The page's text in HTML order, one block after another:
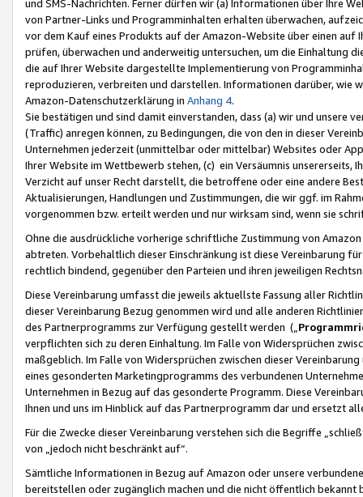
und SMS-Nachrichten. Ferner dürfen wir (a) Informationen über Ihre
von Partner-Links und Programminhalten erhalten überwachen,
vor dem Kauf eines Produkts auf der Amazon-Website über einen
prüfen, überwachen und anderweitig untersuchen, um die Einhaltung
die auf Ihrer Website dargestellte Implementierung von
reproduzieren, verbreiten und darstellen. Informationen darüber, wie
Amazon-Datenschutzerklärung in Anhang 4.
Sie bestätigen und sind damit einverstanden, dass (a) wir und
(Traffic) anregen können, zu Bedingungen, die von den in dieser
Unternehmen jederzeit (unmittelbar oder mittelbar) Websites oder
Ihrer Website im Wettbewerb stehen, (c) ein Versäumnis unsererseits,
Verzicht auf unser Recht darstellt, die betroffene oder eine andere
Aktualisierungen, Handlungen und Zustimmungen, die wir ggf. im
vorgenommen bzw. erteilt werden und nur wirksam sind, wenn sie
Ohne die ausdrückliche vorherige schriftliche Zustimmung von
abtreten. Vorbehaltlich dieser Einschränkung ist diese Vereinbarung
rechtlich bindend, gegenüber den Parteien und ihren jeweiligen
Diese Vereinbarung umfasst die jeweils aktuellste Fassung aller
dieser Vereinbarung Bezug genommen wird und alle anderen
des Partnerprogramms zur Verfügung gestellt werden („
verpflichten sich zu deren Einhaltung. Im Falle von Widersprüchen
maßgeblich. Im Falle von Widersprüchen zwischen dieser
eines gesonderten Marketingprogramms des verbundenen
Unternehmen in Bezug auf das gesonderte Programm. Diese
Ihnen und uns im Hinblick auf das Partnerprogramm dar und ersetzt
Für die Zwecke dieser Vereinbarung verstehen sich die Begriffe
von „jedoch nicht beschränkt auf“.
Sämtliche Informationen in Bezug auf Amazon oder unsere
bereitstellen oder zugänglich machen und die nicht öffentlich